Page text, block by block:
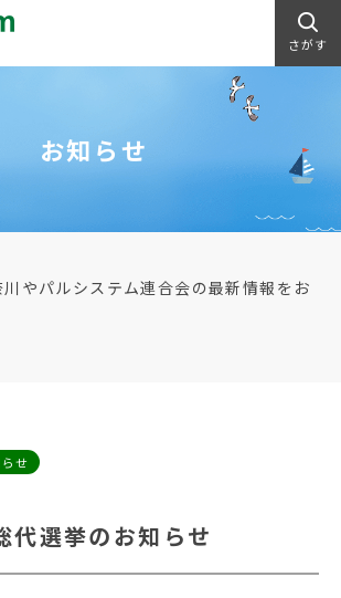
さがす
お知らせ
やパルシステム連合会の最新情報をお
せ
選挙のお知らせ